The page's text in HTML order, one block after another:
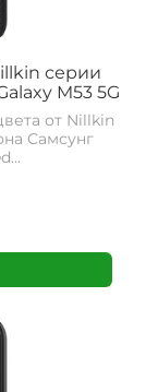
серии
M53 5G
от Nillkin
Самсунг